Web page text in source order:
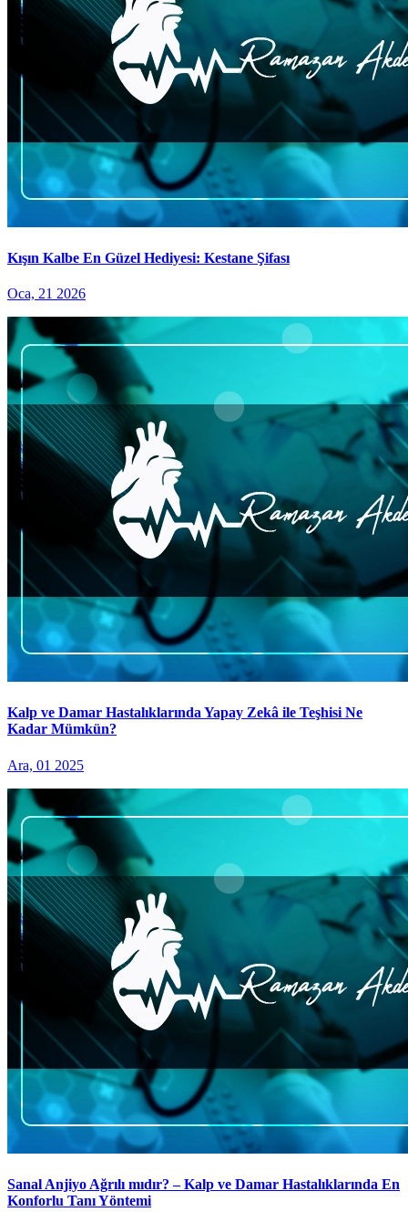
Kışın Kalbe En Güzel Hediyesi: Kestane Şifası
Oca, 21 2026
Kalp ve Damar Hastalıklarında Yapay Zekâ ile Teşhisi Ne
Kadar Mümkün?
Ara, 01 2025
Sanal Anjiyo Ağrılı mıdır? – Kalp ve Damar Hastalıklarında En
Konforlu Tanı Yöntemi